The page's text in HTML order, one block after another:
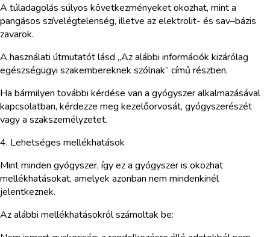
A túladagolás súlyos következményeket okozhat, mint a
pangásos szívelégtelenség, illetve az elektrolit- és sav–bázis
zavarok.
A használati útmutatót lásd „Az alábbi információk kizárólag
egészségügyi szakembereknek szólnak” című részben.
Ha bármilyen további kérdése van a gyógyszer alkalmazásával
kapcsolatban, kérdezze meg kezelőorvosát, gyógyszerészét
vagy a szakszemélyzetet.
4. Lehetséges mellékhatások
Mint minden gyógyszer, így ez a gyógyszer is okozhat
mellékhatásokat, amelyek azonban nem mindenkinél
jelentkeznek.
Az alábbi mellékhatásokról számoltak be: